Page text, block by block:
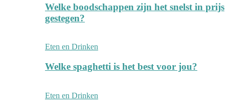
Welke boodschappen zijn het snelst in prijs
gestegen?
Eten en Drinken
Welke spaghetti is het best voor jou?
Eten en Drinken